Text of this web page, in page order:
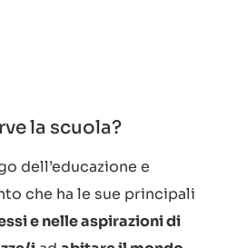
la scuola?
dell’educazione e
che ha le sue principali
e nelle aspirazioni di